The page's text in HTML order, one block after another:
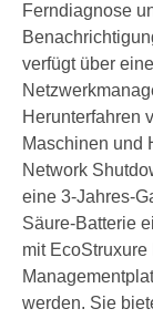
Ferndiagnose
verfügt über
Herunterfahren
Maschinen und
Network
eine 3-Jahres-
Säure-Batterie
mit
werden. Sie